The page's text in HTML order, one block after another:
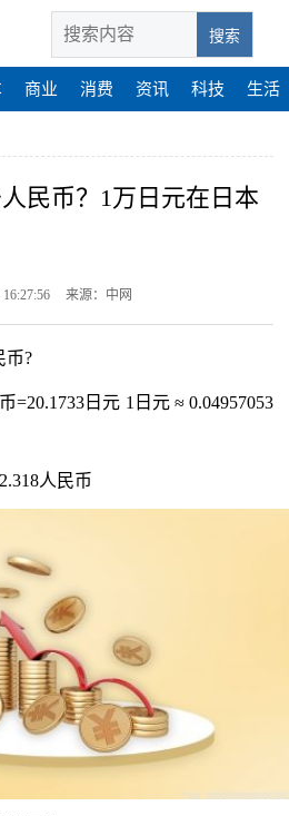
搜索
商业 消费 资讯 科技 生活
民币？1万日元在日本
来源：中网
币?
=20.1733日元 1日元 ≈ 0.04957053
人民币